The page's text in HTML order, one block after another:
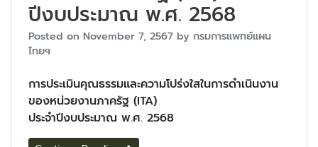
ปีงบประมาณ พ.ศ. 2568
Posted on November 7, 2567 by กรมการแพทย์แผน
ไทยฯ
การประเมินคุณธรรมและความโปร่งใสในการดำเนินงาน
ของหน่วยงานภาครัฐ (ITA)
ประจำปีงบประมาณ พ.ศ. 2568